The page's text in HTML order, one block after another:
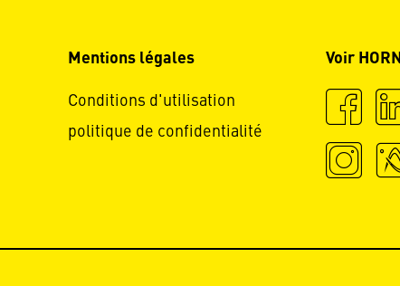
Mentions légales
Conditions d'utilisation
politique de confidentialité
Voir HORN